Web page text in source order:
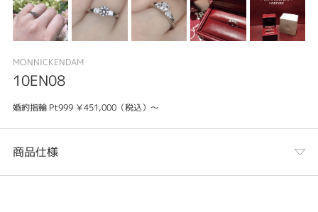
MONNICKENDAM
10EN08
婚約指輪 Pt999 ￥451,000（税込）～
商品仕様